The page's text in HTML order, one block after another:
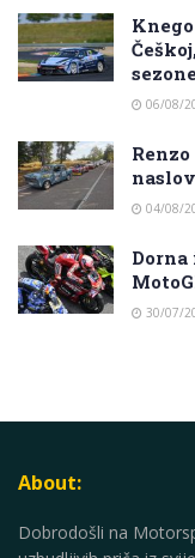
06/08/
04/08/
30/07/
About:
Dobrodošli na